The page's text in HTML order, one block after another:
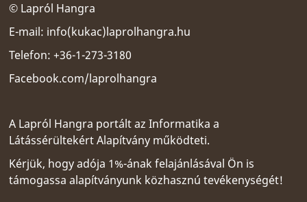
© Lapról Hangra
E-mail: info(kukac)laprolhangra.hu
Telefon: +36-1-273-3180
Facebook.com/laprolhangra
A Lapról Hangra portált azInformatika a
Látássérültekért Alapítvány működteti.
Kérjük, hogy adója 1%-ának felajánlásával Ön is
támogassa alapítványunk közhasznú tevékenységét!